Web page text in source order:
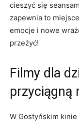
cieszyć się
zapewnia to
emocje i nowe
przeżyć!
Filmy dla
przyciągną
W Gostyńskim